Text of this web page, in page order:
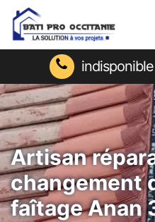
indisponible
Artisan
changement
faîtage Anan